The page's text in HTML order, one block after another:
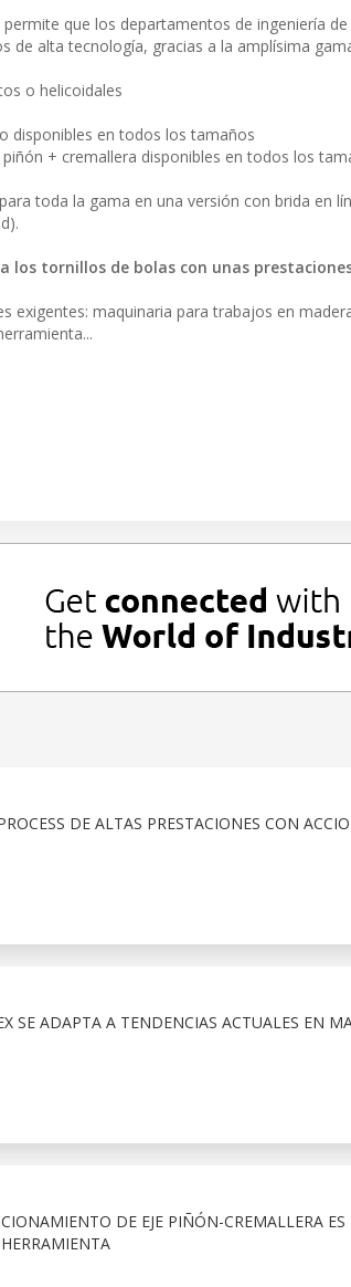
que los departamentos de ingeniería
de alta tecnología, gracias a la amplísima
o helicoidales
disponibles en todos los tamaños
+ cremallera disponibles en todos los
toda la gama en una versión con brida en
los tornillos de bolas con unas
exigentes: maquinaria para trabajos en
DE ALTAS PRESTACIONES CON
SE ADAPTA A TENDENCIAS ACTUALES EN
DE EJE PIÑÓN-CREMALLERA